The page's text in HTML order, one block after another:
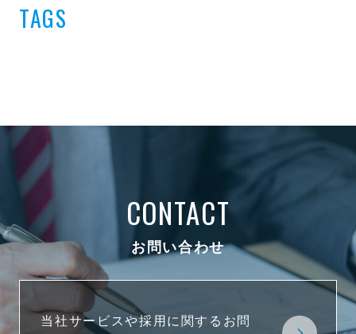
TAGS
CONTACT
お問い合わせ
当社サービスや採用に関するお問